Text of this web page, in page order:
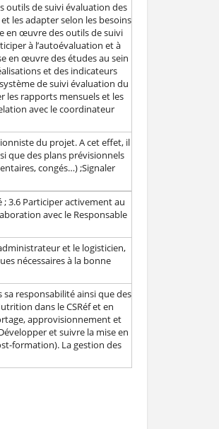
outils de suivi évaluation des
les adapter selon les besoins
en œuvre des outils de suivi
à l’autoévaluation et à
en œuvre des études au sein
et des indicateurs
de suivi évaluation du
les rapports mensuels et les
avec le coordinateur
du projet. A cet effet, il
que des plans prévisionnels
congés…) ;Signaler
3.6 Participer activement au
avec le Responsable
et le logisticien,
nécessaires à la bonne
responsabilité ainsi que des
dans le CSRéf et en
approvisionnement et
et suivre la mise en
formation). La gestion des